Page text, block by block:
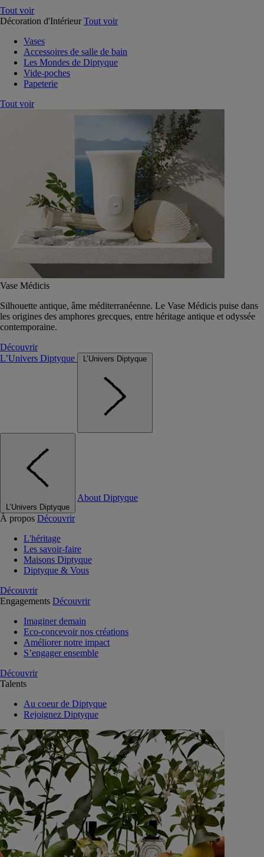
Tout voir
Décoration d'Intérieur Tout voir
Vases
Accessoires de salle de bain
Les Mondes de Diptyque
Vide-poches
Papeterie
Tout voir
Vase Médicis
Silhouette antique, âme méditerranéenne. Le Vase Médicis puise dans
les origines des amphores grecques, entre héritage antique et odyssée
contemporaine.
Découvrir
L’Univers Diptyque
L’Univers Diptyque
L’Univers Diptyque
About Diptyque
À propos Découvrir
L'héritage
Les savoir-faire
Maisons Diptyque
Diptyque & Vous
Découvrir
Engagements Découvrir
Imaginer demain
Eco-concevoir nos créations
Améliorer notre impact
S’engager ensemble
Découvrir
Talents
Au coeur de Diptyque
Rejoignez Diptyque